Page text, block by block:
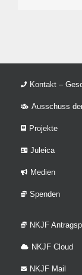
Kontakt –
Ausschuss
Projekte
Juleica
Medien
Spenden
NKJF
NKJF Cloud
NKJF Mail